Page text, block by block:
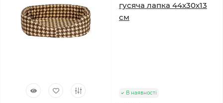
гусяча лапка 44х30х13
см
В наявності